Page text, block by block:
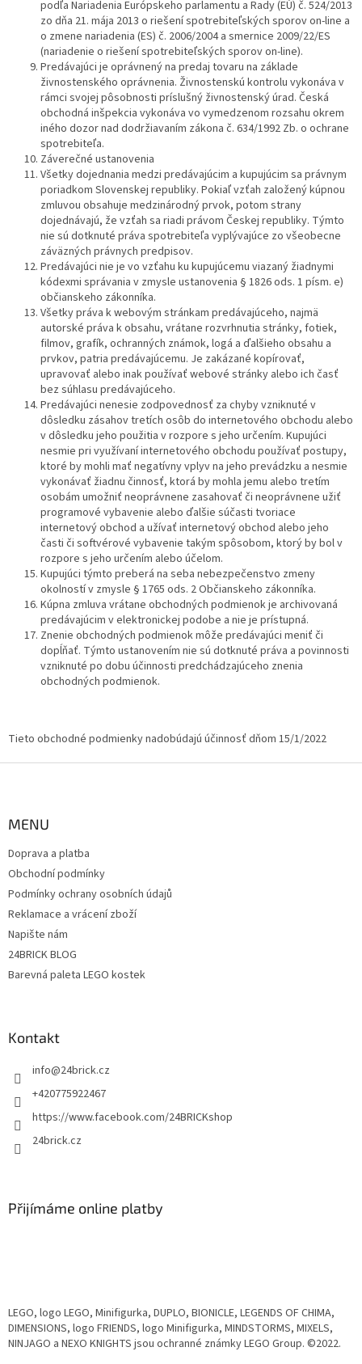
podľa Nariadenia Európskeho parlamentu a Rady (EÚ) č. 524/2013
zo dňa 21. mája 2013 o riešení spotrebiteľských sporov on-line a
o zmene nariadenia (ES) č. 2006/2004 a smernice 2009/22/ES
(nariadenie o riešení spotrebiteľských sporov on-line).
Predávajúci je oprávnený na predaj tovaru na základe
živnostenského oprávnenia. Živnostenskú kontrolu vykonáva v
rámci svojej pôsobnosti príslušný živnostenský úrad. Česká
obchodná inšpekcia vykonáva vo vymedzenom rozsahu okrem
iného dozor nad dodržiavaním zákona č. 634/1992 Zb. o ochrane
spotrebiteľa.
Záverečné ustanovenia
Všetky dojednania medzi predávajúcim a kupujúcim sa právnym
poriadkom Slovenskej republiky. Pokiaľ vzťah založený kúpnou
zmluvou obsahuje medzinárodný prvok, potom strany
dojednávajú, že vzťah sa riadi právom Českej republiky. Týmto
nie sú dotknuté práva spotrebiteľa vyplývajúce zo všeobecne
záväzných právnych predpisov.
Predávajúci nie je vo vzťahu ku kupujúcemu viazaný žiadnymi
kódexmi správania v zmysle ustanovenia § 1826 ods. 1 písm. e)
občianskeho zákonníka.
Všetky práva k webovým stránkam predávajúceho, najmä
autorské práva k obsahu, vrátane rozvrhnutia stránky, fotiek,
filmov, grafík, ochranných známok, logá a ďalšieho obsahu a
prvkov, patria predávajúcemu. Je zakázané kopírovať,
upravovať alebo inak používať webové stránky alebo ich časť
bez súhlasu predávajúceho.
Predávajúci nenesie zodpovednosť za chyby vzniknuté v
dôsledku zásahov tretích osôb do internetového obchodu alebo
v dôsledku jeho použitia v rozpore s jeho určením. Kupujúci
nesmie pri využívaní internetového obchodu používať postupy,
ktoré by mohli mať negatívny vplyv na jeho prevádzku a nesmie
vykonávať žiadnu činnosť, ktorá by mohla jemu alebo tretím
osobám umožniť neoprávnene zasahovať či neoprávnene užiť
programové vybavenie alebo ďalšie súčasti tvoriace
internetový obchod a užívať internetový obchod alebo jeho
časti či softvérové vybavenie takým spôsobom, ktorý by bol v
rozpore s jeho určením alebo účelom.
Kupujúci týmto preberá na seba nebezpečenstvo zmeny
okolností v zmysle § 1765 ods. 2 Občianskeho zákonníka.
Kúpna zmluva vrátane obchodných podmienok je archivovaná
predávajúcim v elektronickej podobe a nie je prístupná.
Znenie obchodných podmienok môže predávajúci meniť či
dopĺňať. Týmto ustanovením nie sú dotknuté práva a povinnosti
vzniknuté po dobu účinnosti predchádzajúceho znenia
obchodných podmienok.
Tieto obchodné podmienky nadobúdajú účinnosť dňom 15/1/2022
MENU
Doprava a platba
Obchodní podmínky
Podmínky ochrany osobních údajů
Reklamace a vrácení zboží
Napište nám
24BRICK BLOG
Barevná paleta LEGO kostek
Kontakt
info@24brick.cz
+420775922467
https://www.facebook.com/24BRICKshop
24brick.cz
Přijímáme online platby
LEGO, logo LEGO, Minifigurka, DUPLO, BIONICLE, LEGENDS OF CHIMA,
DIMENSIONS, logo FRIENDS, logo Minifigurka, MINDSTORMS, MIXELS,
NINJAGO a NEXO KNIGHTS jsou ochranné známky LEGO Group. ©2022.